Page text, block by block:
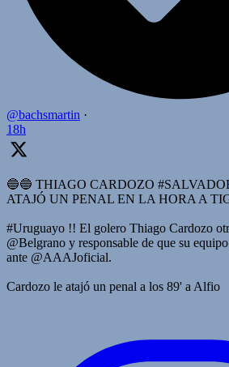
@bachsmartin ·
18h
🔵🔵 THIAGO CARDOZO
ATAJÓ UN PENAL EN LA HORA A
#Uruguayo !! El golero Thiago Cardozo
@Belgrano y responsable de que su
ante @AAAJoficial.
Cardozo le atajó un penal a los 89' a Alfio